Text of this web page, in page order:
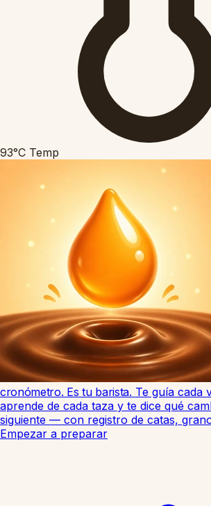
93°C Temp
cronómetro. Es tu barista. Te guía cada
aprende de cada taza y te dice qué
siguiente — con registro de catas,
Empezar a preparar